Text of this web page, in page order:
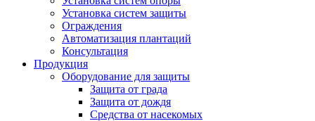
Установка систем защиты
Ограждения
Автоматизация плантаций
Консультация
Продукция
Оборудование для защиты
Защита от града
Защита от дождя
Средства от насекомых